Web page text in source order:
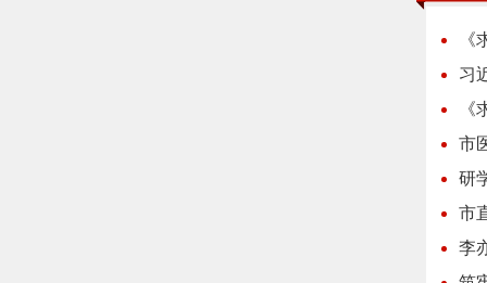
习
市
研
市
李